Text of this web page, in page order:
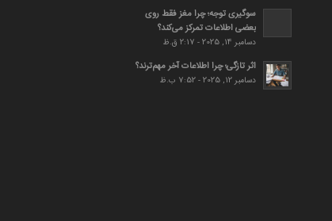
سوگیری توجه؛ چرا مغز فقط روی
بعضی اطلاعات تمرکز می‌کند؟
دسامبر 14, 2025 - 2:17 ق.ظ
اثر تازگی؛ چرا اطلاعات آخر مهم‌ترند؟
دسامبر 12, 2025 - 7:52 ب.ظ